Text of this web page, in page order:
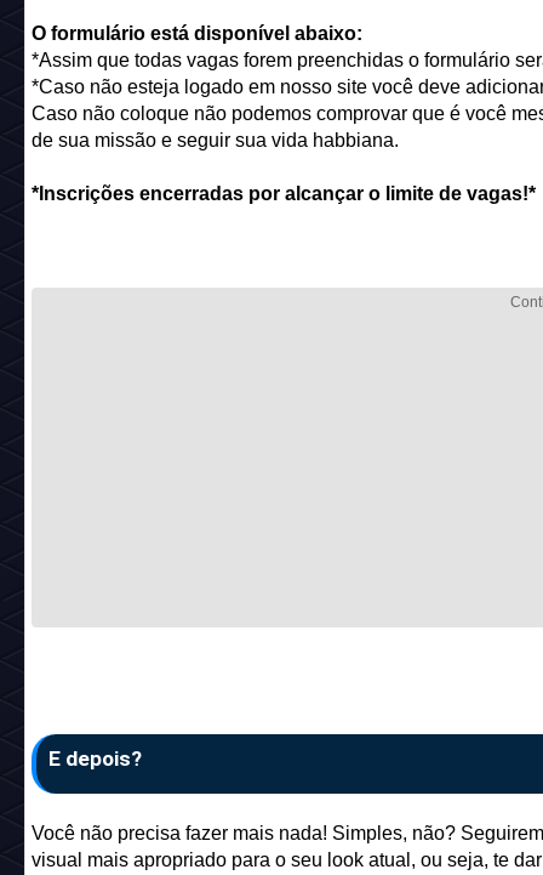
O formulário está disponível abaixo:
*Assim que todas vagas forem preenchidas o formulário
*Caso não esteja logado em nosso site você deve
Caso não coloque não podemos comprovar que é você
de sua missão e seguir sua vida habbiana.
*Inscrições encerradas por alcançar o limite de vagas!*
E depois?
Você não precisa fazer mais nada! Simples, não?
visual mais apropriado para o seu look atual, ou seja, te